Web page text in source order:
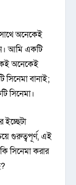
অনেকেই
আমি একটি
অনেকেই
বানাই;
সিনেমা।
গুরুত্বপূর্ণ, এই
সিনেমা করার